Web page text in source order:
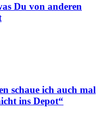
Du von anderen
schaue ich auch mal
ins Depot“